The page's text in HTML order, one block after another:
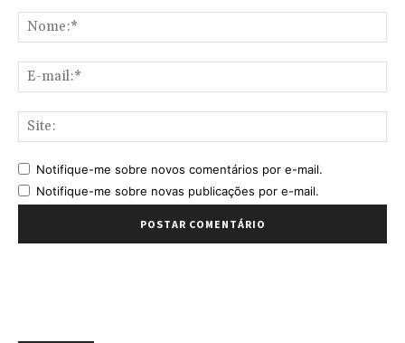
Notifique-me sobre novos comentários por e-mail.
Notifique-me sobre novas publicações por e-mail.